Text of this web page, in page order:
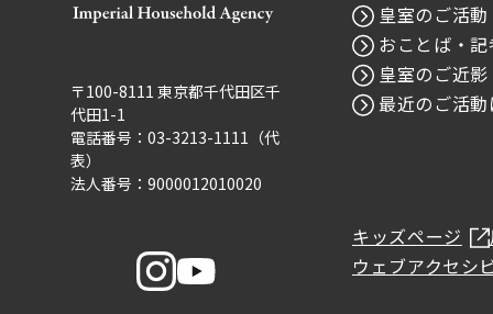
〒100-8111 東京都千代田区千
代田1-1
電話番号：03-3213-1111（代
表）
法人番号：9000012010020
皇室のご活
おことば・
皇室のご近影
最近のご活
キッズページ
ウェブアクセシ